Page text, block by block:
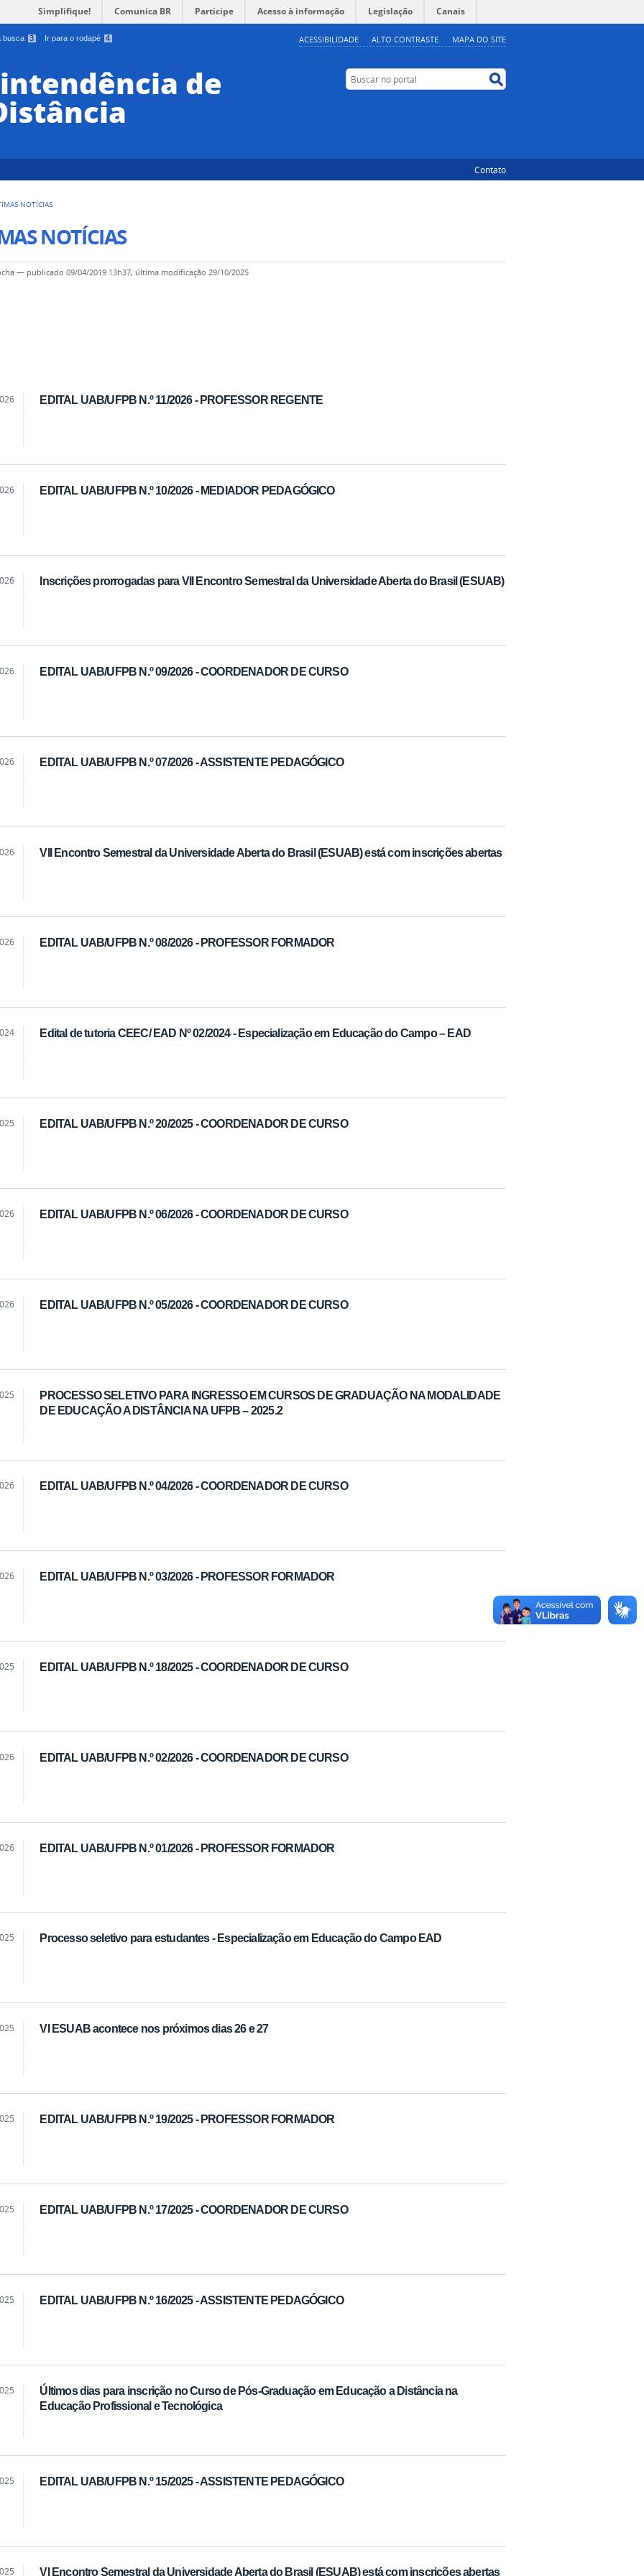
busca 3 Ir para o rodapé 4 ACESSIBILIDADE ALTO CONTRASTE MAPA DO SITE
Simplifique! Comunica BR Participe Acesso à informação Legislação Canais
de Buscar no portal
Contato
NOTÍCIAS
NOTÍCIAS
— publicado 09/04/2019 13h37, última modificação 29/10/2025
EDITAL UAB/UFPB N.º 11/2026 - PROFESSOR REGENTE
EDITAL UAB/UFPB N.º 10/2026 - MEDIADOR PEDAGÓGICO
Inscrições prorrogadas para VII Encontro Semestral da Universidade Aberta do Brasil (ESUAB)
EDITAL UAB/UFPB N.º 09/2026 - COORDENADOR DE CURSO
EDITAL UAB/UFPB N.º 07/2026 - ASSISTENTE PEDAGÓGICO
VII Encontro Semestral da Universidade Aberta do Brasil (ESUAB) está com inscrições abertas
EDITAL UAB/UFPB N.º 08/2026 - PROFESSOR FORMADOR
Edital de tutoria CEEC/ EAD Nº 02/2024 - Especialização em Educação do Campo – EAD
EDITAL UAB/UFPB N.º 20/2025 - COORDENADOR DE CURSO
EDITAL UAB/UFPB N.º 06/2026 - COORDENADOR DE CURSO
EDITAL UAB/UFPB N.º 05/2026 - COORDENADOR DE CURSO
PROCESSO SELETIVO PARA INGRESSO EM CURSOS DE GRADUAÇÃO NA MODALIDADE
DE EDUCAÇÃO A DISTÂNCIA NA UFPB – 2025.2
EDITAL UAB/UFPB N.º 04/2026 - COORDENADOR DE CURSO
EDITAL UAB/UFPB N.º 03/2026 - PROFESSOR FORMADOR
EDITAL UAB/UFPB N.º 18/2025 - COORDENADOR DE CURSO
EDITAL UAB/UFPB N.º 02/2026 - COORDENADOR DE CURSO
EDITAL UAB/UFPB N.º 01/2026 - PROFESSOR FORMADOR
Processo seletivo para estudantes - Especialização em Educação do Campo EAD
VI ESUAB acontece nos próximos dias 26 e 27
EDITAL UAB/UFPB N.º 19/2025 - PROFESSOR FORMADOR
EDITAL UAB/UFPB N.º 17/2025 - COORDENADOR DE CURSO
EDITAL UAB/UFPB N.º 16/2025 - ASSISTENTE PEDAGÓGICO
Últimos dias para inscrição no Curso de Pós-Graduação em Educação a Distância na
Educação Profissional e Tecnológica
EDITAL UAB/UFPB N.º 15/2025 - ASSISTENTE PEDAGÓGICO
VI Encontro Semestral da Universidade Aberta do Brasil (ESUAB) está com inscrições abertas